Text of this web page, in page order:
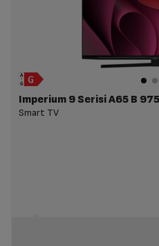
Imperium 9 Serisi A65 B
Smart TV